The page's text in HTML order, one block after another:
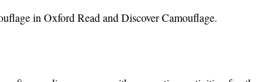
in Oxford Read and Discover Camouflage.